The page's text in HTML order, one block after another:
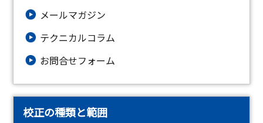
メールマガジン
テクニカルコラム
お問合せフォーム
校正の種類と範囲